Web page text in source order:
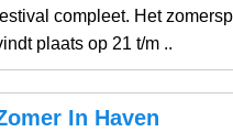
compleet. Het
plaats op 21 t/m ..
In Haven